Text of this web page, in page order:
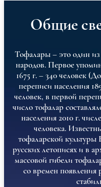
Общие
Тофалары – это один
народов. Первое
1675 г. – 340 человек
переписи населения
человек, в первой
число тофалар
населения 2010 г.
человека.
тофаларской
русских летописях и в
массовой гибели
со времен появления